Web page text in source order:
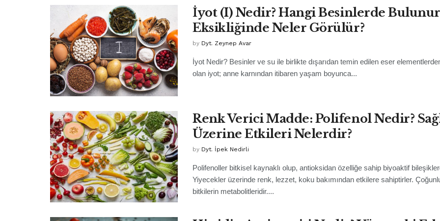
İyot (I) Nedir? Hangi Besinlerde
Eksikliğinde Neler Görülür?
by Dyt. Zeynep Avar
İyot Nedir? Besinler ve su ile birlikte dışarıdan temin edilen eser
olan iyot; anne karnından itibaren yaşam boyunca...
Renk Verici Madde: Polifenol Nedir?
Üzerine Etkileri Nelerdir?
by Dyt. İpek Nedirli
Polifenoller bitkisel kaynaklı olup, antioksidan özelliğe sahip biyoaktif
Yiyecekler üzerinde renk, lezzet, koku bakımından etkilere sahiptirler.
bitkilerin metabolitleridir....